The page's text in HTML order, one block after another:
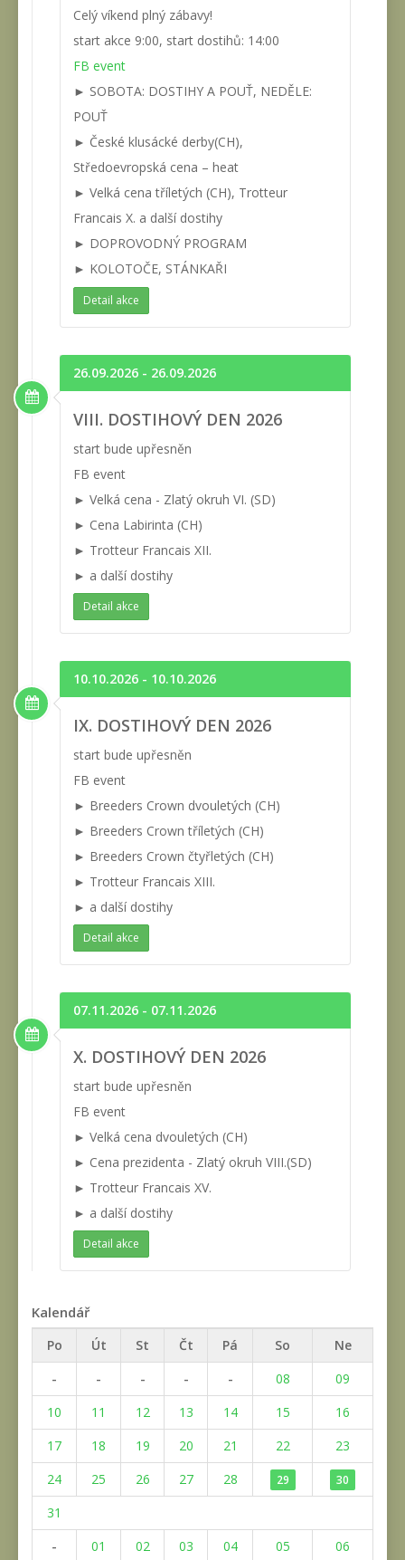
Celý víkend plný zábavy!
start akce 9:00, start dostihů: 14:00
FB event
► SOBOTA: DOSTIHY A POUŤ, NEDĚLE:
POUŤ
► České klusácké derby(CH),
Středoevropská cena – heat
► Velká cena tříletých (CH), Trotteur
Francais X. a další dostihy
► DOPROVODNÝ PROGRAM
► KOLOTOČE, STÁNKAŘI
Detail akce
26.09.2026 - 26.09.2026
VIII. DOSTIHOVÝ DEN 2026
start bude upřesněn
FB event
► Velká cena - Zlatý okruh VI. (SD)
► Cena Labirinta (CH)
► Trotteur Francais XII.
► a další dostihy
Detail akce
10.10.2026 - 10.10.2026
IX. DOSTIHOVÝ DEN 2026
start bude upřesněn
FB event
► Breeders Crown dvouletých (CH)
► Breeders Crown tříletých (CH)
► Breeders Crown čtyřletých (CH)
► Trotteur Francais XIII.
► a další dostihy
Detail akce
07.11.2026 - 07.11.2026
X. DOSTIHOVÝ DEN 2026
start bude upřesněn
FB event
► Velká cena dvouletých (CH)
► Cena prezidenta - Zlatý okruh VIII.(SD)
► Trotteur Francais XV.
► a další dostihy
Detail akce
Kalendář
Po Út St Čt Pá So
Ne
-
- - - - 08
09
10
11 12 13 14 15
16
17
18 19 20 21 22
23
24
25 26 27 28 29 30
31
-
01 02 03 04 05 06